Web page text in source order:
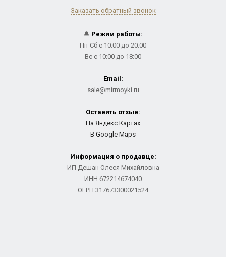
Заказать обратный звонок
🔔 Режим работы:
Пн-Сб с 10:00 до 20:00
Вс с 10:00 до 18:00
Email:
sale@mirmoyki.ru
Оставить отзыв:
На Яндекс.Картах
В Google Maps
Информация о продавце:
ИП Дешан Олеся Михайловна
ИНН 672214674040
ОГРН 317673300021524